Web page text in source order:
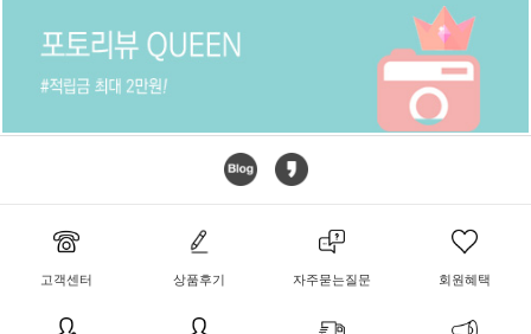
고객센터 상품후기 자주묻는질문 회원혜택